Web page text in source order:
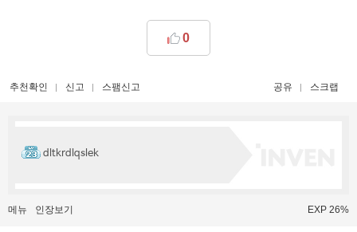
0
추천확인 신고 스팸신고 공유 스크랩
dltkrdlqslek
메뉴 인장보기 EXP 26%